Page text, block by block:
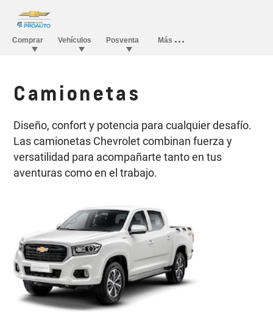
Camionetas
Diseño, confort y potencia para cualquier desafío.
Las camionetas Chevrolet combinan fuerza y
versatilidad para acompañarte tanto en tus
aventuras como en el trabajo.